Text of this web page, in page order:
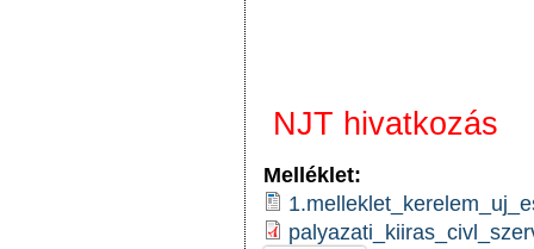
NJT hivatkozás
Melléklet: